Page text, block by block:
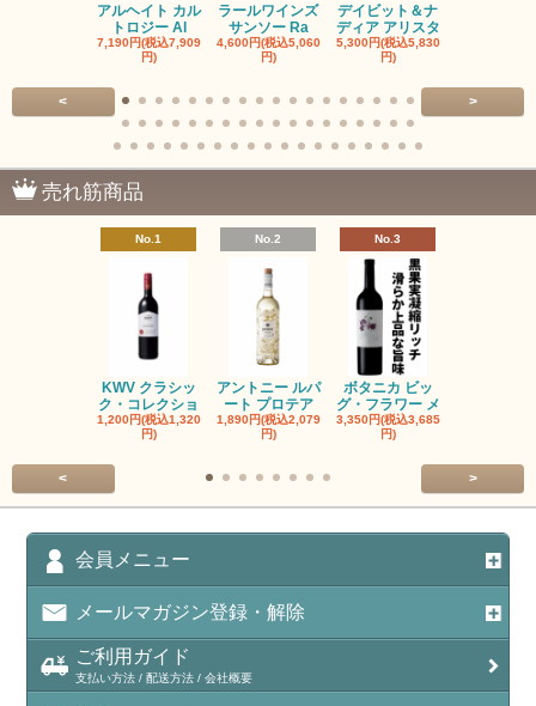
アルヘイト カル
トロジー Al
7,190円(税込7,909
円)
ラールワインズ
サンソー Ra
4,600円(税込5,060
円)
デイビット＆ナ
ディア アリスタ
5,300円(税込5,830
円)
< >
売れ筋商品
No.1
KWV クラシッ
ク・コレクショ
1,200円(税込1,320
円)
No.2
アントニー ルパ
ート プロテア
1,890円(税込2,079
円)
No.3
ボタニカ ビッ
グ・フラワー メ
3,350円(税込3,685
円)
< >
会員メニュー
メールマガジン登録・解除
ご利用ガイド
支払い方法 / 配送方法 / 会社概要